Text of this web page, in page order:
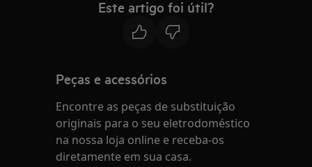
Este artigo foi útil?
Peças e acessórios
Encontre as peças de substituição
originais para o seu eletrodoméstico
na nossa loja online e receba-os
diretamente em sua casa.